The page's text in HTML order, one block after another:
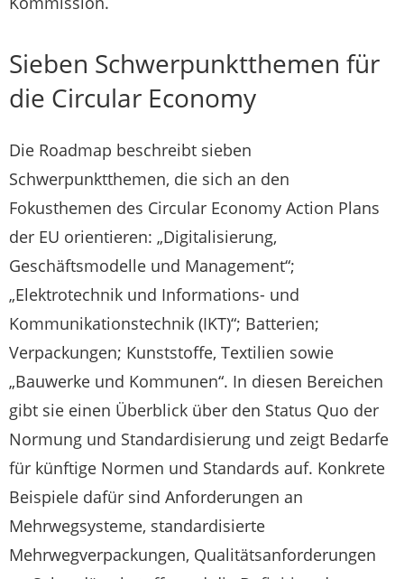
Sieben Schwerpunktthemen für
die Circular Economy
Die Roadmap beschreibt sieben
Schwerpunktthemen, die sich an den
Fokusthemen des Circular Economy Action Plans
der EU orientieren: „Digitalisierung,
Geschäftsmodelle und Management“;
„Elektrotechnik und Informations- und
Kommunikationstechnik (IKT)“; Batterien;
Verpackungen; Kunststoffe, Textilien sowie
„Bauwerke und Kommunen“. In diesen Bereichen
gibt sie einen Überblick über den Status Quo der
Normung und Standardisierung und zeigt Bedarfe
für künftige Normen und Standards auf. Konkrete
Beispiele dafür sind Anforderungen an
Mehrwegsysteme, standardisierte
Mehrwegverpackungen, Qualitätsanforderungen